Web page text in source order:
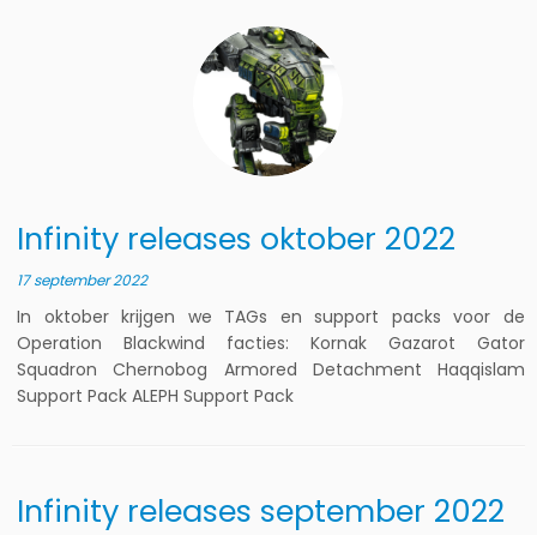
Infinity releases oktober 2022
17 september 2022
In oktober krijgen we TAGs en support packs voor de
Operation Blackwind facties: Kornak Gazarot Gator
Squadron Chernobog Armored Detachment Haqqislam
Support Pack ALEPH Support Pack
Infinity releases september 2022